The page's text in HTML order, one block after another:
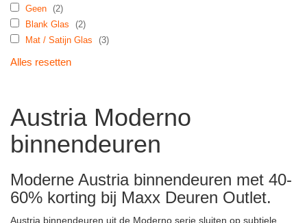
Geen (2)
Blank Glas
(2)
Mat / Satijn Glas
(3)
Alles resetten
Austria Moderno
binnendeuren
Moderne Austria binnendeuren met 40-
60% korting bij Maxx Deuren Outlet.
Austria binnendeuren uit de Moderno serie sluiten op subtiele